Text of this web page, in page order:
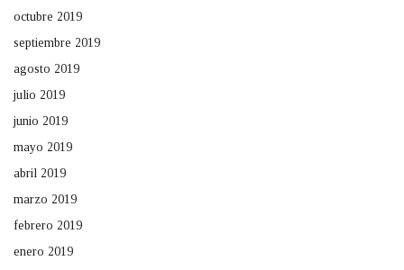
octubre 2019
septiembre 2019
agosto 2019
julio 2019
junio 2019
mayo 2019
abril 2019
marzo 2019
febrero 2019
enero 2019